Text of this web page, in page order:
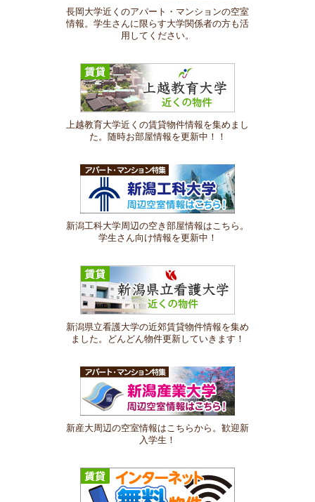
長岡大学近くのアパート・マンションの空室
情報。学生さんに限らす大学関係者の方も活
用してください。
上越教育大学近くの賃貸物件情報を集めまし
た。随時お部屋情報を更新中！！
新潟工科大学周辺の空き部屋情報はこちら。
学生さん向け情報を更新中！
新潟県立看護大学の近郊賃貸物件情報を集め
ました。どんどん物件更新していきます！
新産大周辺の空室情報はこちらから。歓迎新
入学生！